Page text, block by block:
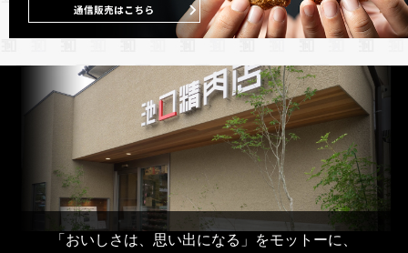
「おいしさは、思い出になる」をモットーに、